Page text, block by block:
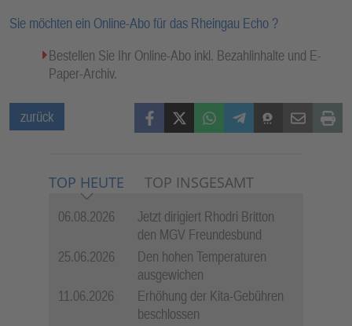
Sie möchten ein Online-Abo für das Rheingau Echo ?
Bestellen Sie Ihr Online-Abo inkl. Bezahlinhalte und E-
Paper-Archiv.
zurück FacebookX (Twitter)WhatsAppTelegramThreemaMail Print
TOP HEUTE TOP INSGESAMT
06.08.2026
Jetzt dirigiert Rhodri Britton
den MGV Freundesbund
25.06.2026
Den hohen Temperaturen
ausgewichen
11.06.2026
Erhöhung der Kita-Gebühren
beschlossen